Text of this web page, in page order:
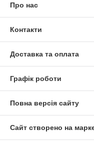
Про нас
Контакти
Доставка та оплата
Графік роботи
Повна версія сайту
Сайт створено на